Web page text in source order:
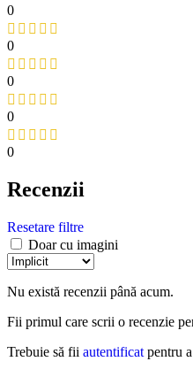
0
0
0
0
0
Recenzii
Resetare filtre
Doar cu imagini
Nu există recenzii până acum.
Fii primul care scrii o recenzie
Trebuie să fii autentificat pentru